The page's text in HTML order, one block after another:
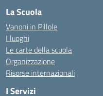
La Scuola
Vanoni in Pillole
I luoghi
Le carte della scuola
Organizzazione
Risorse internazionali
I Servizi